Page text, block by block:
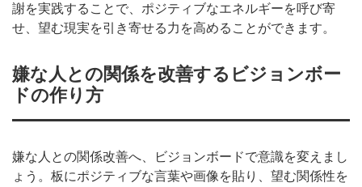
謝を実践することで、ポジティブなエネルギーを呼び寄
せ、望む現実を引き寄せる力を高めることができます。
嫌な人との関係を改善するビジョンボー
ドの作り方
嫌な人との関係改善へ、ビジョンボードで意識を変えまし
ょう。板にポジティブな言葉や画像を貼り、望む関係性を